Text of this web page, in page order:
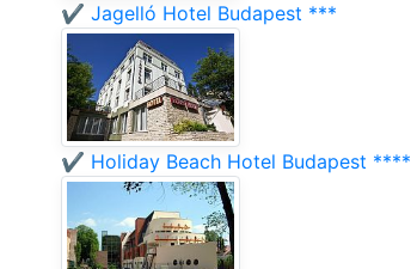
✔️ Jagelló Hotel Budapest ***
✔️ Holiday Beach Hotel Budapest ****